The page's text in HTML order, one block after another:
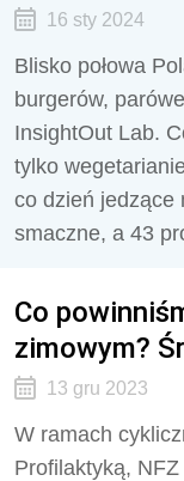
16 sty 2024
Blisko połowa
burgerów,
InsightOut Lab.
tylko
co dzień jedzące
smaczne, a 43
Co
zimowym?
13 gru 2023
W ramach
Profilaktyką,